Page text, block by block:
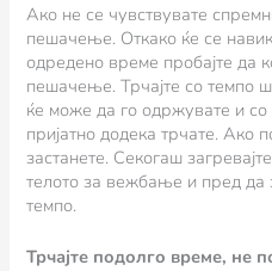
Ако не се чувствувате
пешачење. Откако ќе се
одредено време пробајте да
пешачење. Трчајте со темпо
ќе може да го одржувате и со
пријатно додека трчате. Ако
застанете. Секогаш
телото за вежбање и пред да
темпо.
Трчајте подолго време, не